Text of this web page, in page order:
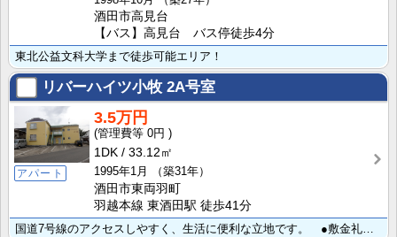
酒田市高見台
【バス】高見台 バス停徒歩4分
東北公益文科大学まで徒歩可能エリア！
リバーハイツ小牧 2A号室
アパート
3.5万円
0円
1DK
33.12㎡
1995年1月
（築31年）
酒田市東両羽町
羽越本線 東酒田駅 徒歩41分
国道7号線のアクセスしやすく、生活に便利な立地です。 ●敷金礼金サービス ●駐車場1台無料